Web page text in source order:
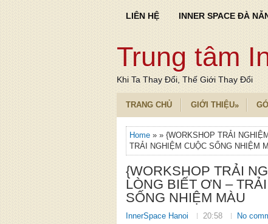
LIÊN HỆ INNER SPACE ĐÀ
Trung tâm
Khi Ta Thay Đổi, Thế Giới Thay Đổi
TRANG CHỦ GIỚI THIỆU»
Home » » {WORKSHOP TRẢI
TRẢI NGHIỆM CUỘC SỐNG NHIỆM
{WORKSHOP TRẢI
LÒNG BIẾT ƠN –
SỐNG NHIỆM MÀU
InnerSpace Hanoi 20:58 No